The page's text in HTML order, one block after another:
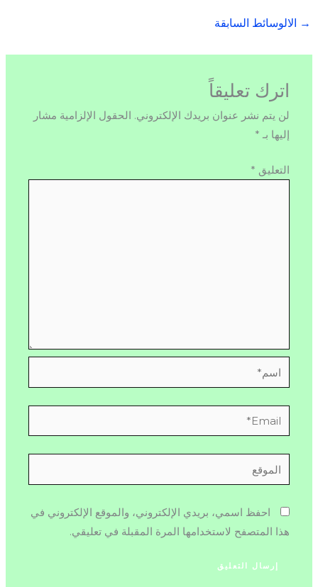
→ الالوسائط السابقة
اترك تعليقاً
لن يتم نشر عنوان بريدك الإلكتروني. الحقول الإلزامية مشار
إليها بـ *
التعليق *
اسم*
Email*
الموقع
احفظ اسمي، بريدي الإلكتروني، والموقع الإلكتروني في
هذا المتصفح لاستخدامها المرة المقبلة في تعليقي.